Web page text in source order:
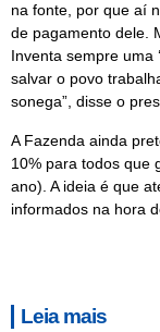
na fonte, por que aí
de pagamento dele.
Inventa sempre uma
salvar o povo
sonega”, disse o
A Fazenda ainda
10% para todos que
ano). A ideia é que
informados na hora
Leia mais